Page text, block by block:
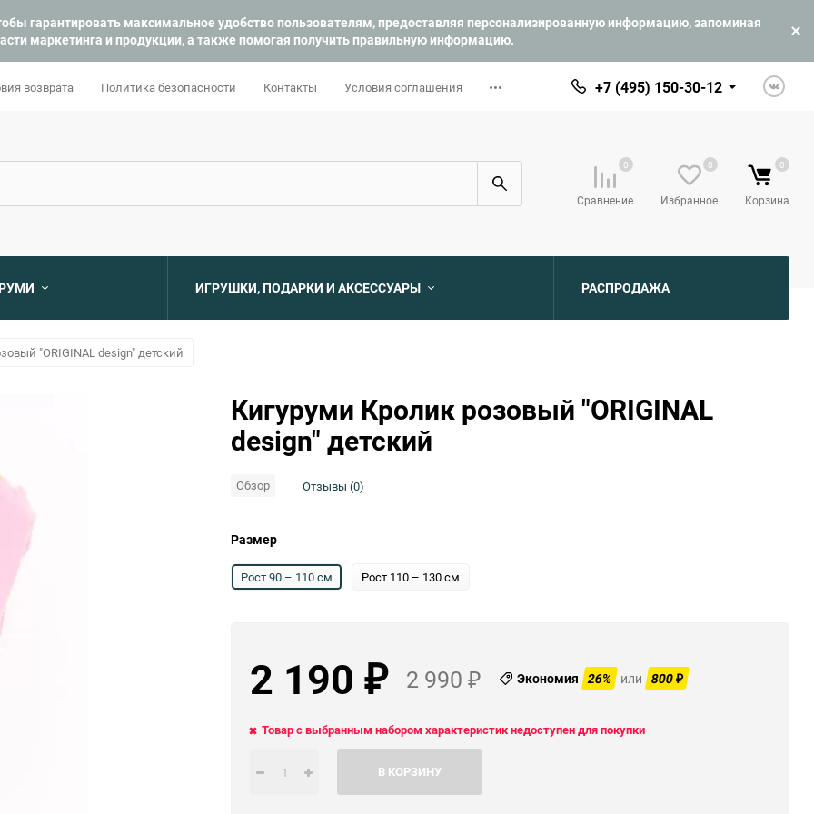
гарантировать максимальное удобство пользователям, предоставляя персонализированную информацию, запоминая
маркетинга и продукции, а также помогая получить правильную информацию.
возврата Политика безопасности Контакты Условия соглашения +7 (495) 150-30-12
Сравнение
0
Избранное
0
Корзина
0
Выберите категорию
Выберите категорию
ИГРУШКИ, ПОДАРКИ И АКСЕССУАРЫ РАСПРОДАЖА
"ORIGINAL design" детский
Кигуруми Кролик розовый "ORIGINAL
design" детский
Обзор Отзывы (0)
Размер
Рост 90 – 110 см Рост 110 – 130 см
2 190 ₽ 2 990₽ Экономия 26% или 800₽
Товар с выбранным набором характеристик недоступен для покупки
В КОРЗИНУ